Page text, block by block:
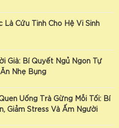
Là Cứu Tinh Cho Hệ Vi Sinh
Già: Bí Quyết Ngủ Ngon Tự
Nhẹ Bụng
Uống Trà Gừng Mỗi Tối: Bí
Giảm Stress Và Ấm Người